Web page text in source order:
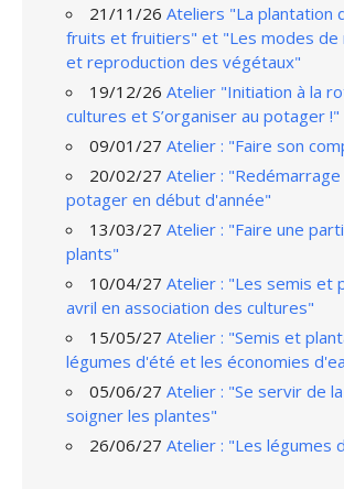
21/11/26 Ateliers "La plantation
fruits et fruitiers" et "Les modes de
et reproduction des végétaux"
19/12/26 Atelier "Initiation à la
cultures et S’organiser au potager !"
09/01/27 Atelier : "Faire son
20/02/27 Atelier :
potager en début d'année"
13/03/27 Atelier : "Faire une
plants"
10/04/27 Atelier : "Les semis et
avril en association des cultures"
15/05/27 Atelier : "Semis et
légumes d'été et les économies
05/06/27 Atelier : "Se servir de
soigner les plantes"
26/06/27 Atelier : "Les légumes